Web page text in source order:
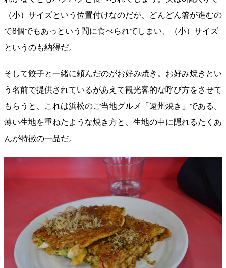
（小）サイズという位置付けなのだが、どんどん箸が進むの
で8個でもあっという間に食べられてしまい、（小）サイズ
というのも納得だ。
そして餃子と一緒に頼んだのがお好み焼き。お好み焼きとい
う名前で提供されているがあえて観光客的な呼び方をさせて
もらうと、これは浜松のご当地グルメ「遠州焼き」である。
薄い生地を重ねたような焼き方と、生地の中に隠れるたくあ
んが特徴の一品だ。